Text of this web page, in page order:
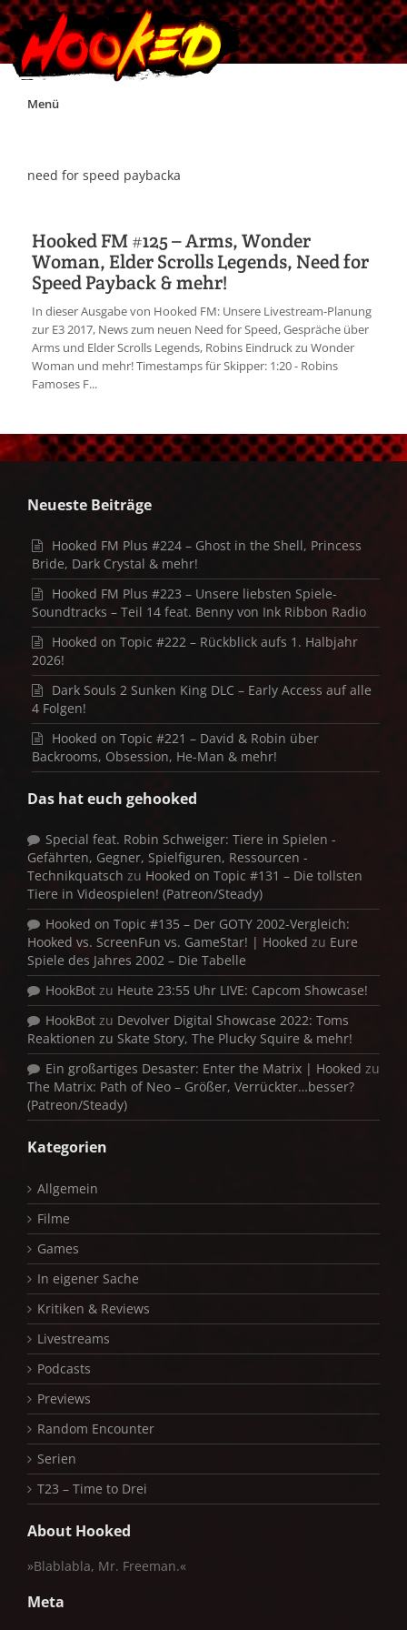
Skip
Menü
Impressum
Jobs
Discord
need for speed paybacka
Hooked FM #125 – Arms, Wonder
Woman, Elder Scrolls Legends, Need for
Speed Payback & mehr!
In dieser Ausgabe von Hooked FM: Unsere Livestream-Planung
zur E3 2017, News zum neuen Need for Speed, Gespräche über
Arms und Elder Scrolls Legends, Robins Eindruck zu Wonder
Woman und mehr! Timestamps für Skipper: 1:20 - Robins
Famoses F...
Neueste Beiträge
Hooked FM Plus #224 – Ghost in the Shell, Princess
Bride, Dark Crystal & mehr!
Hooked FM Plus #223 – Unsere liebsten Spiele-
Soundtracks – Teil 14 feat. Benny von Ink Ribbon Radio
Hooked on Topic #222 – Rückblick aufs 1. Halbjahr
2026!
Dark Souls 2 Sunken King DLC – Early Access auf alle
4 Folgen!
Hooked on Topic #221 – David & Robin über
Backrooms, Obsession, He-Man & mehr!
Das hat euch gehooked
Special feat. Robin Schweiger: Tiere in Spielen -
Gefährten, Gegner, Spielfiguren, Ressourcen -
Technikquatsch zu Hooked on Topic #131 – Die tollsten
Tiere in Videospielen! (Patreon/Steady)
Hooked on Topic #135 – Der GOTY 2002-Vergleich:
Hooked vs. ScreenFun vs. GameStar! | Hooked zu Eure
Spiele des Jahres 2002 – Die Tabelle
HookBot zu Heute 23:55 Uhr LIVE: Capcom Showcase!
HookBot zu Devolver Digital Showcase 2022: Toms
Reaktionen zu Skate Story, The Plucky Squire & mehr!
Ein großartiges Desaster: Enter the Matrix | Hooked zu
The Matrix: Path of Neo – Größer, Verrückter…besser?
(Patreon/Steady)
Kategorien
Allgemein
Filme
Games
In eigener Sache
Kritiken & Reviews
Livestreams
Podcasts
Previews
Random Encounter
Serien
T23 – Time to Drei
About Hooked
»Blablabla, Mr. Freeman.«
Meta